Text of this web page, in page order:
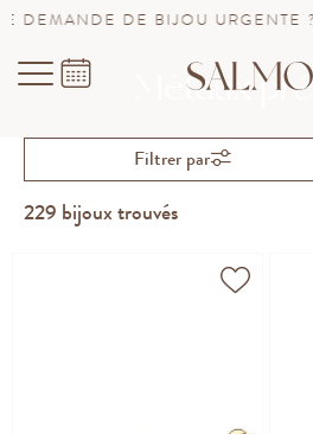
URGENTE ? CONTACTEZ-NOUS !
Métaux
229 bijoux trouvés
Filtrer par